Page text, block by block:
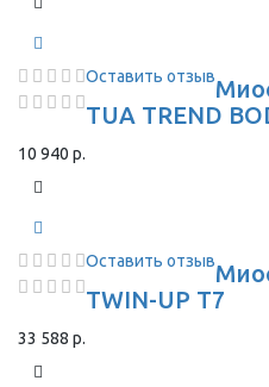
Оставить отзыв
TUA TREND
10 940 р.
Оставить отзыв
TWIN-UP T7
33 588 р.